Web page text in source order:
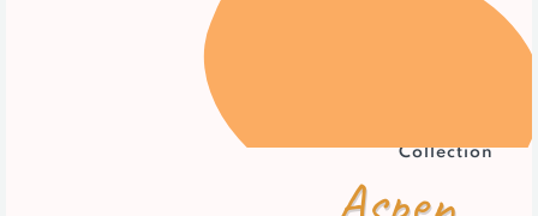
Collection